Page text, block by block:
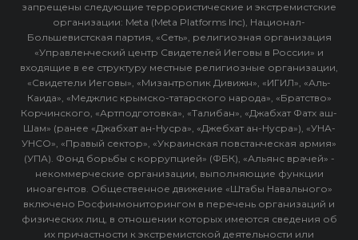
запрещены следующие террористические и экстремистские
организации: Meta (Meta Platforms Inc), Национал-
Большевистская партия, «Сеть», религиозная организация
«Управленческий центр Свидетелей Иеговы в России» и
входящие в ее структуру местные религиозные организации,
«Свидетели Иеговы», «Мизантропик Дивижн», «ИГИЛ», «Аль-
Каида», «Меджлис крымско-татарского народа», «Братство»
Корчинского, «Артподготовка», «Талибан», «Джабхат Фатх аш-
Шам» (ранее «Джабхат ан-Нусра», «Джебхат ан-Нусра»), «УНА-
УНСО», «Правый сектор», «Украинская повстанческая армия»
(УПА). Фонд борьбы с коррупцией» (ФБК), «Альянс врачей» -
некоммерческие организации, выполняющие функции
иноагентов. Общественное движение «Штабы Навального»
включено Росфинмониторингом в перечень организаций и
физических лиц, в отношении которых имеются сведения об
их причастности к экстремистской деятельности или